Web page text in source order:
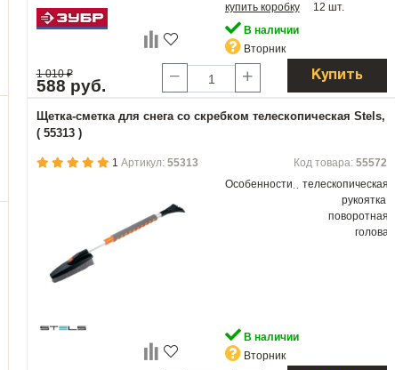
купить коробку12 шт.
В наличии
Вторник
1 010₽
588 руб.
Купить
Щетка-сметка для снега со скребком телескопическая Stels,
( 55313 )
1 Артикул: 55313 Код товара: 55572
Особенности
телескопическая
рукоятка,
поворотная
голова
В наличии
Вторник